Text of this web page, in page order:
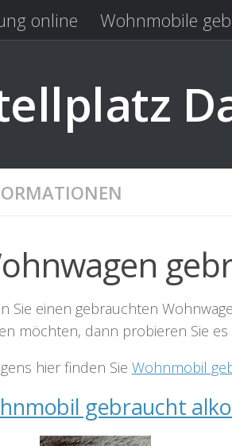
online Wohnmobile
Sie einen gebrauchten
möchten, dann probieren Sie
hier finden Sie Wohnmobil
gebraucht